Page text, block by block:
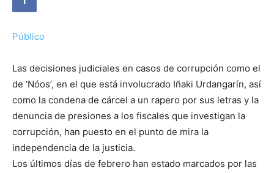
Público
Las decisiones judiciales en casos de corrupción como el
de ‘Nóos’, en el que está involucrado Iñaki Urdangarín, así
como la condena de cárcel a un rapero por sus letras y la
denuncia de presiones a los fiscales que investigan la
corrupción, han puesto en el punto de mira la
independencia de la justicia.
Los últimos días de febrero han estado marcados por las